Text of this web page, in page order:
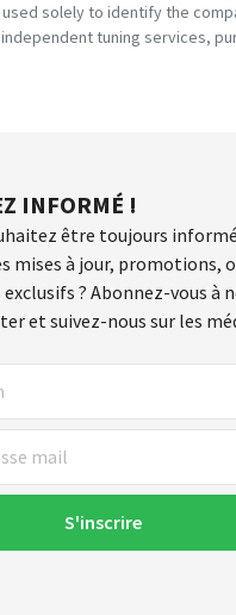
solely to identify the
tuning services,
INFORMÉ !
être toujours
mises à jour, promotions,
exclusifs ? Abonnez-vous à
et suivez-nous sur les
S'inscrire